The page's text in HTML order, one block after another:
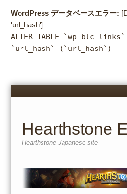
WordPress データベースエラー:
'url_hash']
ALTER TABLE `wp_blc_links`
`url_hash` (`url_hash`)
Menu
Hearthstone
Hearthstone Japanese site